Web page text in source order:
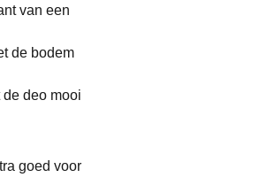
van een
de bodem
deo mooi
goed voor